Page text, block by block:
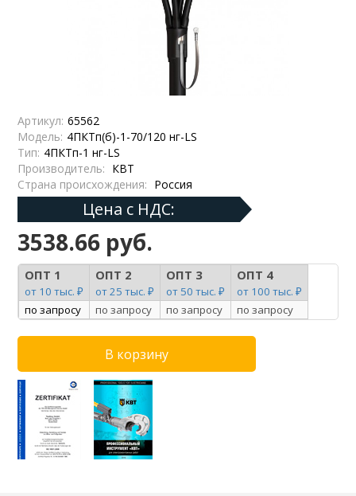
Артикул: 65562
Модель: 4ПКТп(б)-1-70/120 нг-LS
Тип: 4ПКТп-1 нг-LS
Производитель: КВТ
Страна происхождения: Россия
Цена с НДС:
3538.66 руб.
ОПТ 1
от 10 тыс. ₽
ОПТ 2
от 25 тыс. ₽
ОПТ 3
от 50 тыс. ₽
ОПТ 4
от 100 тыс. ₽
по запросу
по запросу по запросу по запросу